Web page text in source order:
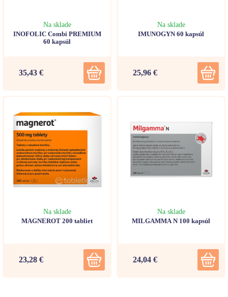
Na sklade
INOFOLIC Combi PREMIUM
60 kapsúl
35,43 €
Na sklade
IMUNOGYN 60 kapsúl
25,96 €
Na sklade
MAGNEROT 200 tabliet
23,28 €
Na sklade
MILGAMMA N 100 kapsúl
24,04 €